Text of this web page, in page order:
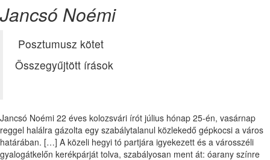
Jancsó Noémi
Posztumusz kötet
Összegyűjtött írások
Jancsó Noémi 22 éves kolozsvári írót július hónap 25-én, vasárnap
reggel halálra gázolta egy szabálytalanul közlekedő gépkocsi a város
határában. […] A közeli hegyi tó partjára igyekezett és a városszéli
gyalogátkelőn kerékpárját tolva, szabályosan ment át: óarany színre